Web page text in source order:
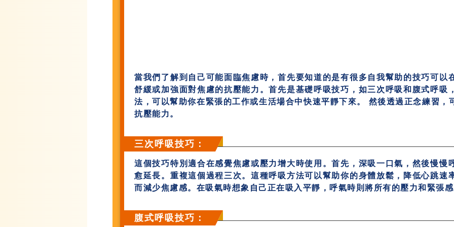
當我們了解到自己可能面臨焦慮時，首先要知道的是有很多自我幫助的技巧可以
舒緩或加強面對焦慮的抗壓能力。首先是基礎呼吸技巧，如三次呼吸和腹式呼吸
法，可以幫助你在緊張的工作或生活場合中快速平靜下來。 然後透過正念練習，
抗壓能力。
三次呼吸技巧：
這個技巧特別適合在感覺焦慮或壓力增大時使用。首先，深吸一口氣，然後慢慢
愈延長。重複這個過程三次。這種呼吸方法可以幫助你的身體放鬆，降低心跳速
而減少焦慮感。在吸氣時想象自己正在吸入平靜，呼氣時則將所有的壓力和緊張
腹式呼吸技巧：